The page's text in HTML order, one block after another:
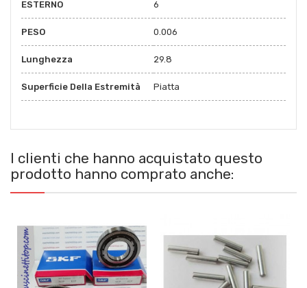
ESTERNO 6
PESO 0.006
Lunghezza 29.8
Superficie Della Estremità Piatta
I clienti che hanno acquistato questo
prodotto hanno comprato anche: